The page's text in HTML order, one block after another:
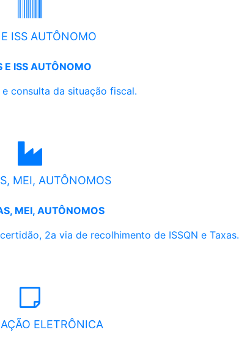
ISS AUTÔNOMO
E ISS AUTÔNOMO
consulta da situação fiscal.
MEI, AUTÔNOMOS
MEI, AUTÔNOMOS
2a via de recolhimento de ISSQN e Taxas.
ELETRÔNICA